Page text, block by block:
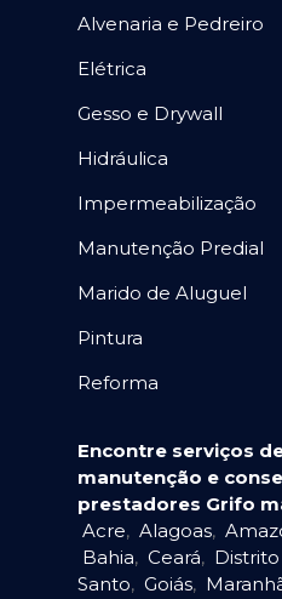
Alvenaria e Pedreiro
Elétrica
Gesso e Drywall
Hidráulica
Impermeabilização
Manutenção Predial
Marido de Aluguel
Pintura
Reforma
Encontre serviços
manutenção e
prestadores Grifo
Acre, Alagoas,
Bahia, Ceará,
Santo, Goiás,